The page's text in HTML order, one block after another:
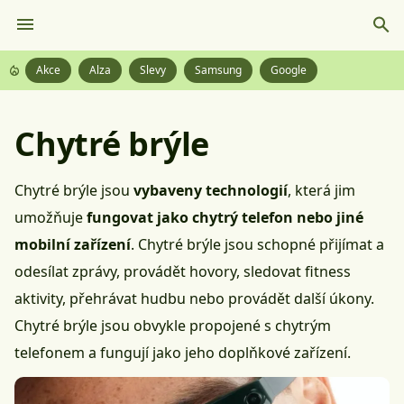
Akce Alza Slevy Samsung Google
Chytré brýle
Chytré brýle jsou vybaveny technologií, která jim
umožňujefungovat jako chytrý telefon nebo jiné
mobilní zařízení. Chytré brýle jsou schopné přijímat a
odesílat zprávy, provádět hovory, sledovat fitness
aktivity, přehrávat hudbu nebo provádět další úkony.
Chytré brýle jsou obvykle propojené s chytrým
telefonem a fungují jako jeho doplňkové zařízení.